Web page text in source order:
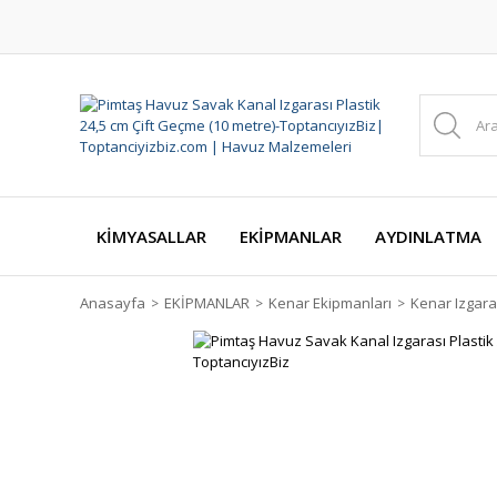
KİMYASALLAR EKİPMANLAR AYDINLATMA
Anasayfa EKİPMANLAR Kenar Ekipmanları Kenar